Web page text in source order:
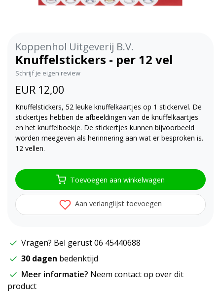
Koppenhol Uitgeverij B.V.
Knuffelstickers - per 12 vel
Schrijf je eigen review
EUR 12,00
Knuffelstickers, 52 leuke knuffelkaartjes op 1 stickervel. De
stickertjes hebben de afbeeldingen van de knuffelkaartjes
en het knuffelboekje. De stickertjes kunnen bijvoorbeeld
worden meegeven als herinnering aan wat er besproken is.
12 vellen.
Toevoegen aan winkelwagen
Aan verlanglijst toevoegen
Vragen? Bel gerust 06 45440688
30 dagen bedenktijd
Meer informatie? Neem contact op over dit
product